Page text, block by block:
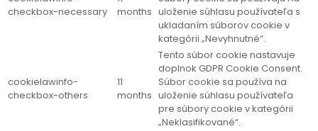
checkbox-necessary
months uloženie súhlasu používateľa s
ukladaním súborov cookie v
kategórii „Nevyhnutné“.
cookielawinfo-
checkbox-others
11
months
Tento súbor cookie nastavuje
doplnok GDPR Cookie Consent.
Súbor cookie sa používa na
uloženie súhlasu používateľa
pre súbory cookie v kategórii
„Neklasifikované“.